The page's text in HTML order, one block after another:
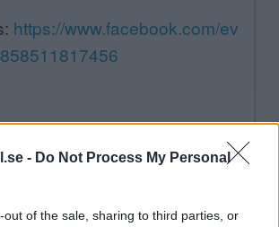
- Do Not Process My Personal
out of the sale, sharing to third parties, or
https://www.facebook.com/ev
IP
30